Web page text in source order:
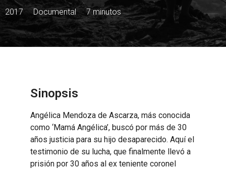
2017 Documental 7 minutos
Sinopsis
Angélica Mendoza de Ascarza, más conocida
como ‘Mamá Angélica’, buscó por más de 30
años justicia para su hijo desaparecido. Aquí el
testimonio de su lucha, que finalmente llevó a
prisión por 30 años al ex teniente coronel